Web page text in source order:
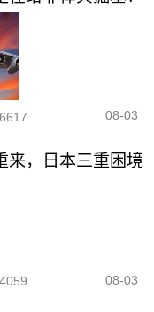
6617 08-03
来，日本三重困境
4059 08-03